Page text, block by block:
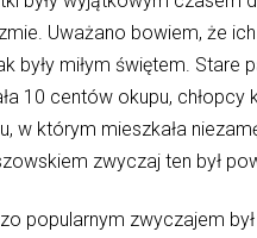
Uważano bowiem, że
były miłym świętem.
10 centów okupu, chłopcy
w którym mieszkała
zwyczaj ten był
popularnym zwyczajem